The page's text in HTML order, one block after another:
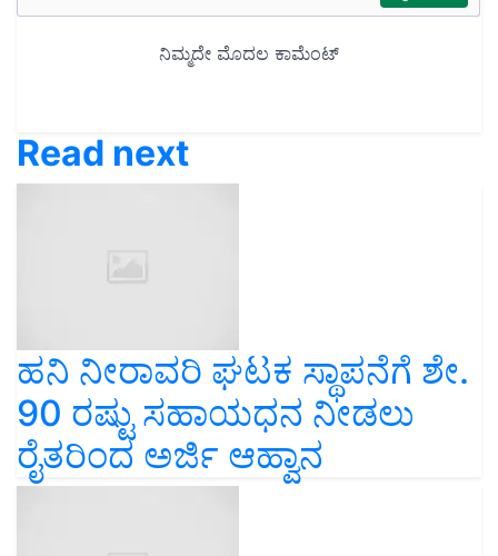
ಹನಿ ನೀರಾವರಿ ಘಟಕ ಸ್ಥಾಪನೆಗೆ ಶೇ.
90 ರಷ್ಟು ಸಹಾಯಧನ ನೀಡಲು
ರೈತರಿಂದ ಅರ್ಜಿ ಆಹ್ವಾನ